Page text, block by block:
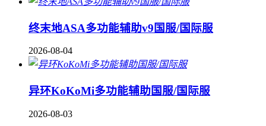
终末地ASA多功能辅助v9国服/国际服
2026-08-04
异环KoKoMi多功能辅助国服/国际服
2026-08-03